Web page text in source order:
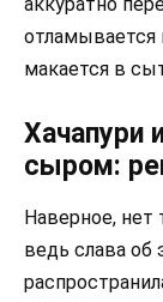
отламывается
макается в
Хачапури
сыром:
Наверное, нет
ведь слава